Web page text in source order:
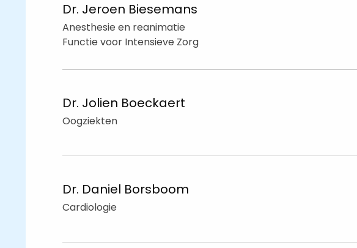
Dr. Jeroen Biesemans
Anesthesie en reanimatie
Functie voor Intensieve Zorg
Dr. Jolien Boeckaert
Oogziekten
Dr. Daniel Borsboom
Cardiologie